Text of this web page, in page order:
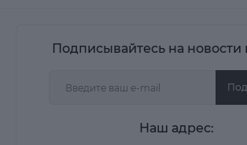
Подписывайтесь на новости
Наш адрес: